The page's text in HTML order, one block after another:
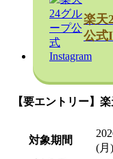
楽天
公式
【要エントリー】
対象期間
(月